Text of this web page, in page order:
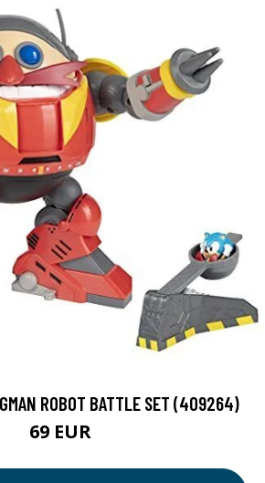
ROBOT BATTLE SET (409264)
69 EUR